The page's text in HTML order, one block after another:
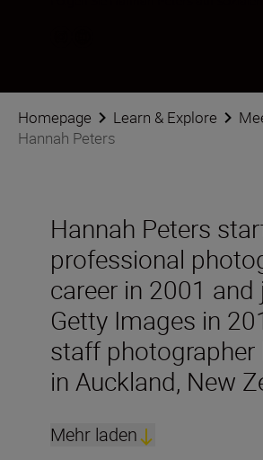
Homepage Learn & Explore
Hannah Peters
Hannah Peters
professional
career in 2001 and
Getty Images in
staff photographer
in Auckland, New
Mehr laden